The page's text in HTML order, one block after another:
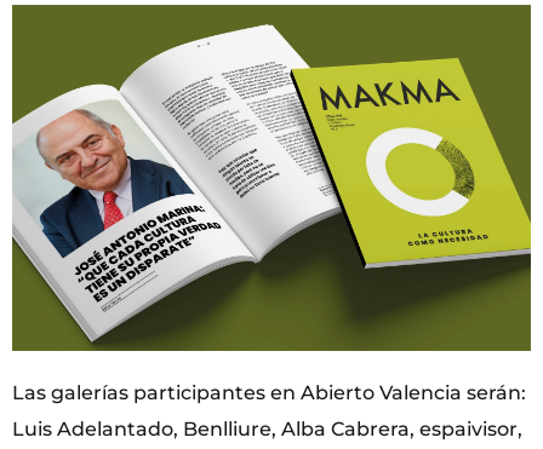
Las galerías participantes en Abierto Valencia serán:
Luis Adelantado, Benlliure, Alba Cabrera, espaivisor,